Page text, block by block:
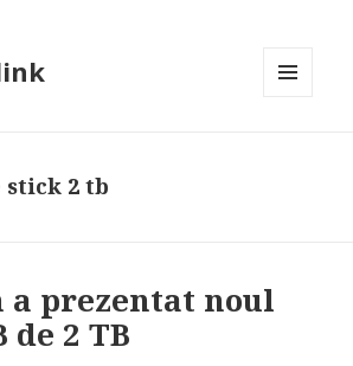
stick 2 tb
a prezentat noul
de 2 TB